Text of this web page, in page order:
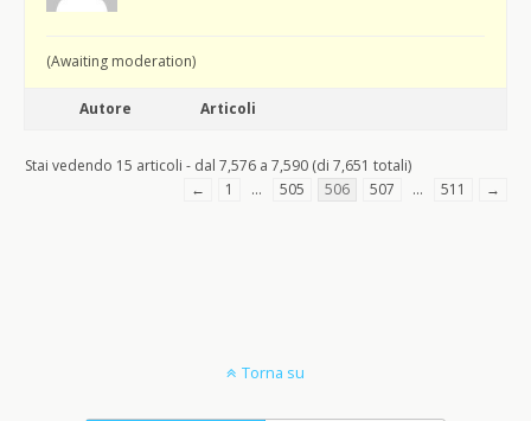
(Awaiting moderation)
Autore Articoli
Stai vedendo 15 articoli - dal 7,576 a 7,590 (di 7,651 totali)
←
1 … 505 506 507 … 511 →
Torna su